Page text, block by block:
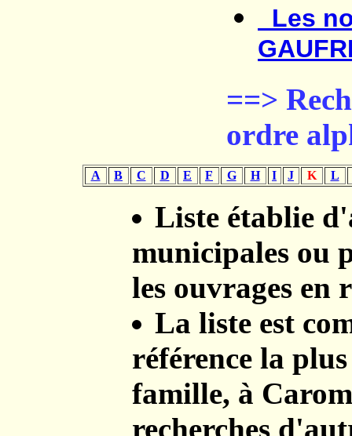
Les
==>
ordre
A B C D E F G H I J K L
Liste établie
municipales ou
les ouvrages en
La liste est
référence la
famille, à
recherches